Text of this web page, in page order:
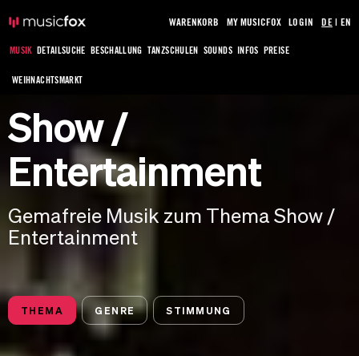
MUSIK DETAILSUCHE BESCHALLUNG TANZSCHULEN SOUNDS INFOS PREISE
WEIHNACHTSMARKT
WARENKORB MY MUSICFOX LOGIN DE| EN
Show /
Entertainment
Gemafreie Musik zum Thema Show /
Entertainment
THEMA GENRE STIMMUNG